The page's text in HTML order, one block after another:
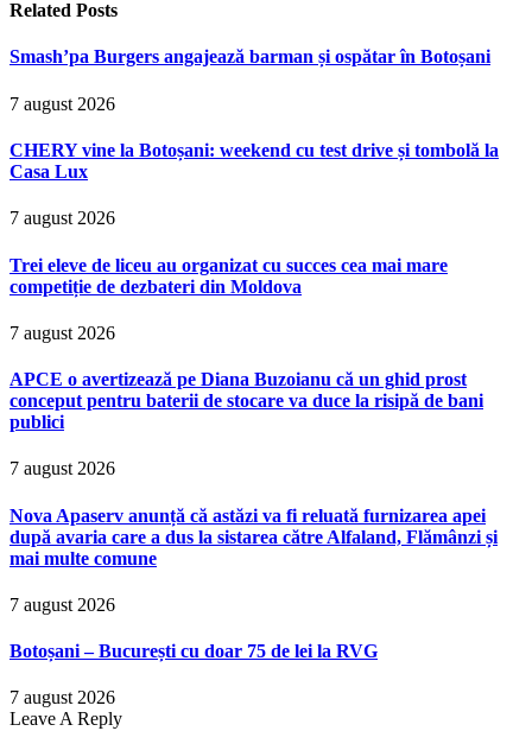
Related Posts
Smash’pa Burgers angajează barman și ospătar în Botoșani
7 august 2026
CHERY vine la Botoșani: weekend cu test drive și tombolă la
Casa Lux
7 august 2026
Trei eleve de liceu au organizat cu succes cea mai mare
competiție de dezbateri din Moldova
7 august 2026
APCE o avertizează pe Diana Buzoianu că un ghid prost
conceput pentru baterii de stocare va duce la risipă de bani
publici
7 august 2026
Nova Apaserv anunță că astăzi va fi reluată furnizarea apei
după avaria care a dus la sistarea către Alfaland, Flămânzi și
mai multe comune
7 august 2026
Botoșani – București cu doar 75 de lei la RVG
7 august 2026
Leave A Reply